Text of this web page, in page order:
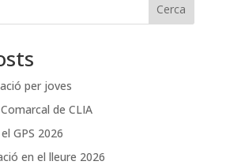
Cerca
per joves
de CLIA
GPS 2026
en el lleure 2026